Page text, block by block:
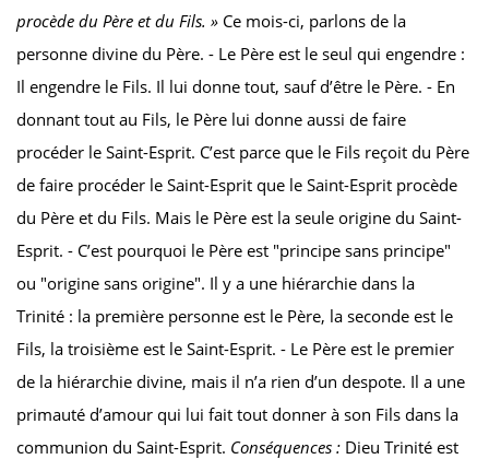
procède du Père et du Fils. » Ce mois-ci, parlons de la
personne divine du Père. - Le Père est le seul qui engendre :
Il engendre le Fils. Il lui donne tout, sauf d’être le Père. - En
donnant tout au Fils, le Père lui donne aussi de faire
procéder le Saint-Esprit. C’est parce que le Fils reçoit du Père
de faire procéder le Saint-Esprit que le Saint-Esprit procède
du Père et du Fils. Mais le Père est la seule origine du Saint-
Esprit. - C’est pourquoi le Père est "principe sans principe"
ou "origine sans origine". Il y a une hiérarchie dans la
Trinité : la première personne est le Père, la seconde est le
Fils, la troisième est le Saint-Esprit. - Le Père est le premier
de la hiérarchie divine, mais il n’a rien d’un despote. Il a une
primauté d’amour qui lui fait tout donner à son Fils dans la
communion du Saint-Esprit. Conséquences : Dieu Trinité est